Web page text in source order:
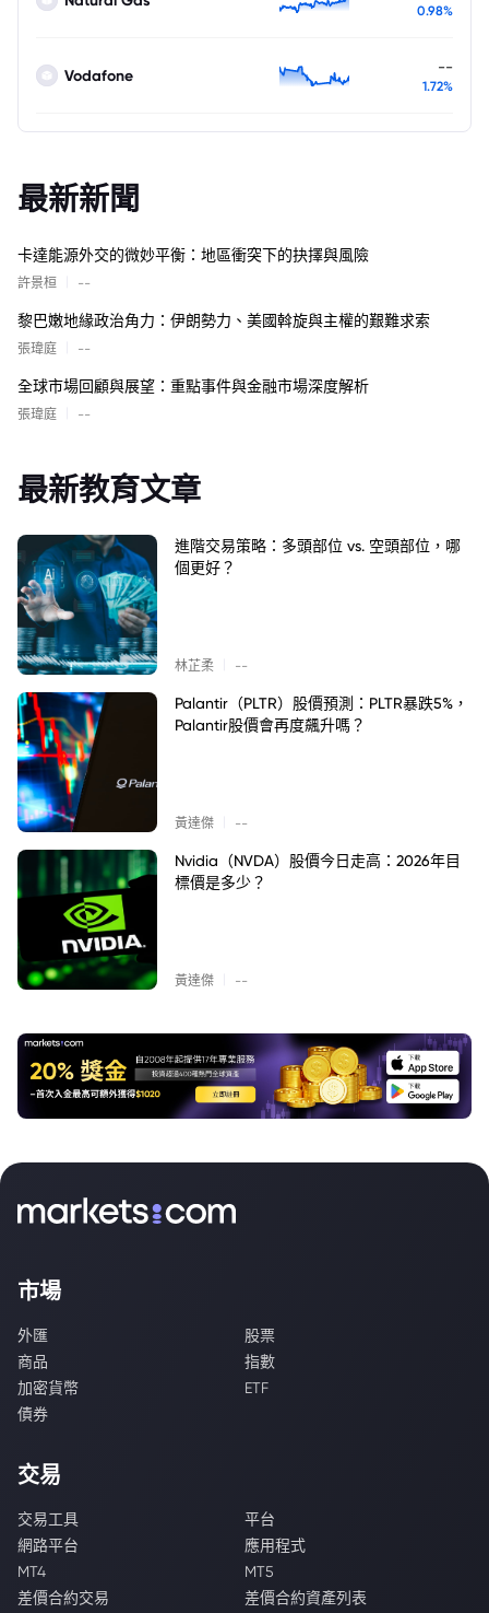
0.98%
Vodafone --
1.72%
最新新聞
卡達能源外交的微妙平衡：地區衝突下的抉擇與風險
許景桓 --
黎巴嫩地緣政治角力：伊朗勢力、美國斡旋與主權的艱難求索
張瑋庭 --
全球市場回顧與展望：重點事件與金融市場深度解析
張瑋庭 --
最新教育文章
進階交易策略：多頭部位 vs. 空頭部位，哪
個更好？
林芷柔 --
Palantir（PLTR）股價預測：PLTR暴跌5%，
Palantir股價會再度飆升嗎？
黃達傑 --
Nvidia（NVDA）股價今日走高：2026年目
標價是多少？
黃達傑 --
市場
外匯
股票
商品
指數
加密貨幣
ETF
債券
交易
交易工具
平台
網路平台
應用程式
MT4
MT5
差價合約交易
差價合約資產列表